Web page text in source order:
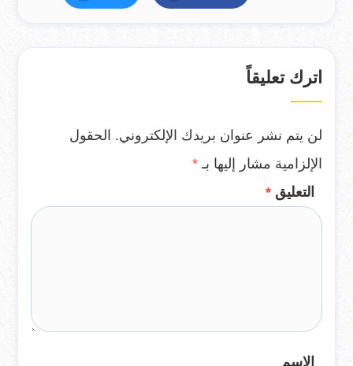
اترك تعليقاً
لن يتم نشر عنوان بريدك الإلكتروني. الحقول
الإلزامية مشار إليها بـ *
التعليق *
الاسم